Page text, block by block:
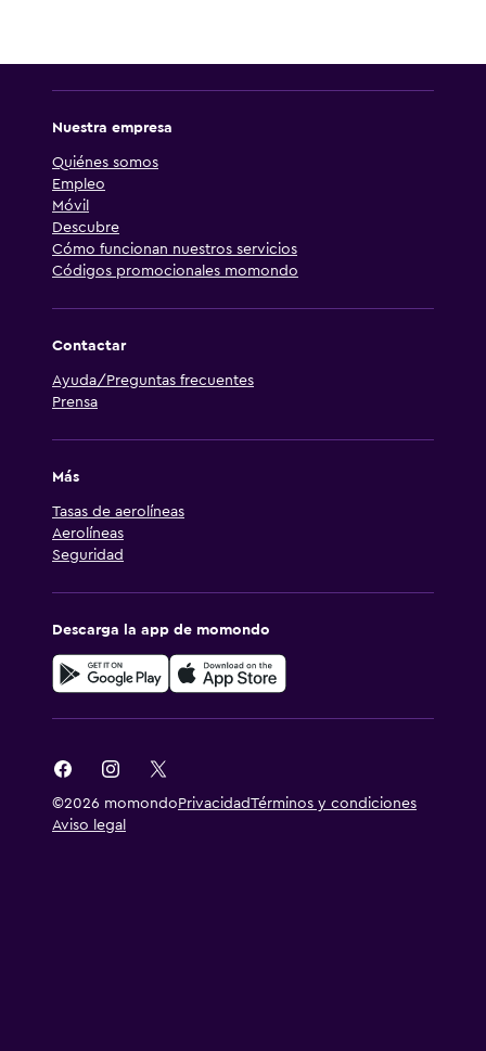
Nuestra empresa
Quiénes somos
Empleo
Móvil
Descubre
Cómo funcionan nuestros servicios
Códigos promocionales momondo
Contactar
Ayuda/Preguntas frecuentes
Prensa
Más
Tasas de aerolíneas
Aerolíneas
Seguridad
Descarga la app de momondo
©2026 momondoPrivacidadTérminos y condiciones
Aviso legal